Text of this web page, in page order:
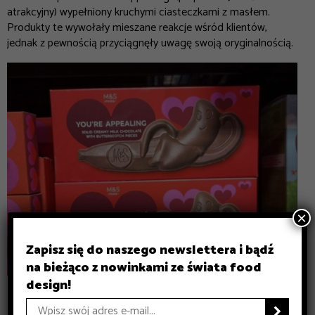
atrakcyjny) wypełniony kruchymi ciasteczkami z masłem.
Produkty te wywołały mieszane reakcje wśród klientów,
jednak z pewnością przyciągnęły uwagę swoją oryginalnością.
źródło: thesun.co
Zapisz się do naszego newslettera i bądź
na bieżąco z nowinkami ze świata food
design!

×